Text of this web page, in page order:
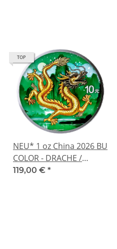
TOP
NEU* 1 oz China 2026 BU
COLOR - DRACHE /
DRAGON - Tang Dynasty
119,00 € *